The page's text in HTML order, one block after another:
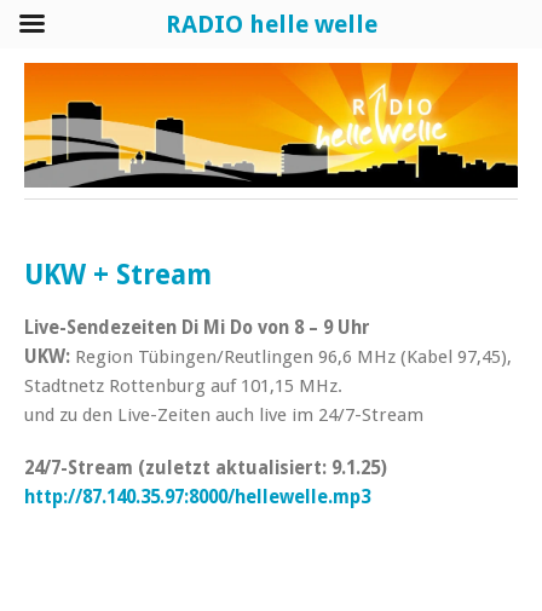
UKW + Stream
Live-Sendezeiten Di Mi Do von 8 – 9 Uhr
UKW: Region Tübingen/Reutlingen 96,6 MHz (Kabel 97,45),
Stadtnetz Rottenburg auf 101,15 MHz.
und zu den Live-Zeiten auch live im 24/7-Stream
24/7-Stream (zuletzt aktualisiert: 9.1.25)
http://87.140.35.97:8000/hellewelle.mp3
RADIO helle welle